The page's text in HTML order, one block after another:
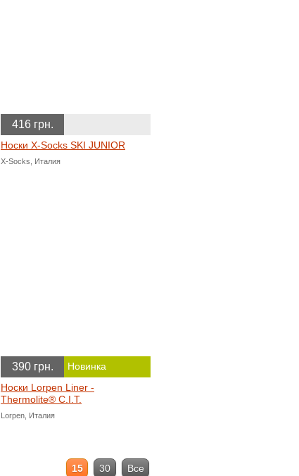
416 грн.
Носки X-Socks SKI JUNIOR
X-Socks, Италия
390 грн. Новинка
Носки Lorpen Liner -
Thermolite® C.I.T.
Lorpen, Италия
15 30 Все